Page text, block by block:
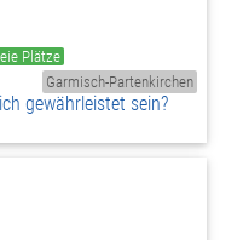
Plätze
Garmisch-Partenkirchen
gewährleistet sein?